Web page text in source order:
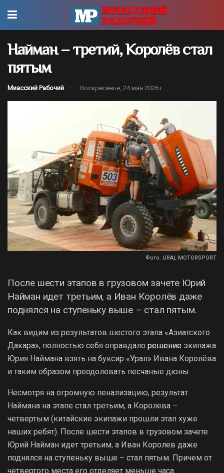
Найман – третий, Королёв стал
пятым
Миасский Рабочий Воскресенье, 24 мая 2026 г.
Фото: URAL MOTORSPORT
После шести этапов в грузовом зачете Юрий
Найман идет третьим, а Иван Королёв даже
поднялся на ступеньку выше – стал пятым.
Как видим из результатов шестого этапа «Азиатского
Дакара», полностью себя оправдало решение экипажа
Юрия Наймана взять на буксир «Урал» Ивана Королёва
и таким образом преодолевать песчаные дюны.
Несмотря на огромную пенализацию, результат
Наймана на этапе стал третьим, а Королева –
четвертым (китайские экипажи прошли этап хуже
наших ребят). После шести этапов в грузовом зачете
Юрий Найман идет третьим, а Иван Королев даже
поднялся на ступеньку выше – стал пятым. Причем от
четвертого места его отделяет меньше часа.